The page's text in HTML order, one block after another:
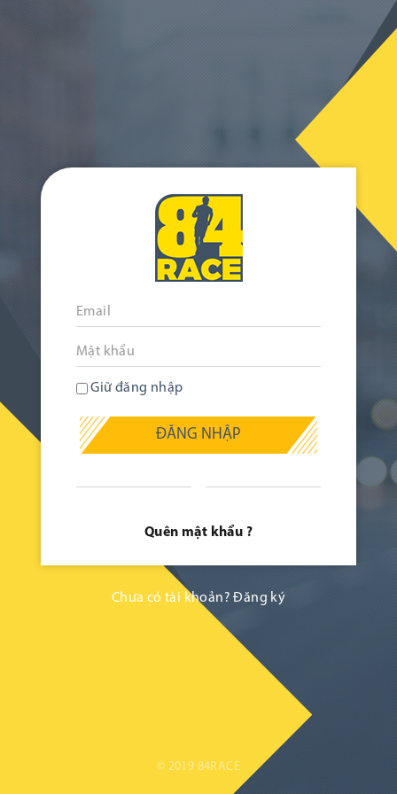
Giữ đăng nhập
ĐĂNG NHẬP
Quên mật khẩu ?
Chưa có tài khoản?Đăng ký
© 2019 84RACE